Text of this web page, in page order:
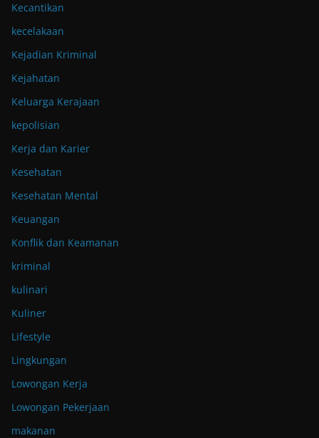
Kecantikan
kecelakaan
Kejadian Kriminal
Kejahatan
Keluarga Kerajaan
kepolisian
Kerja dan Karier
Kesehatan
Kesehatan Mental
Keuangan
Konflik dan Keamanan
kriminal
kulinari
Kuliner
Lifestyle
Lingkungan
Lowongan Kerja
Lowongan Pekerjaan
makanan